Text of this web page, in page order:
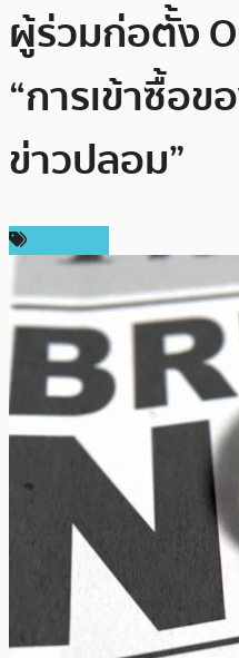
ผู้ร่วมก่อตั้ง
“การเข้าซื้อข
ข่าวปลอม”